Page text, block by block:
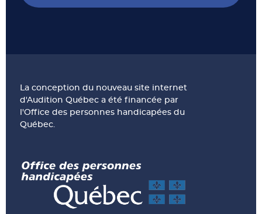
La conception du nouveau site internet
d'Audition Québec a été financée par
l'Office des personnes handicapées du
Québec.